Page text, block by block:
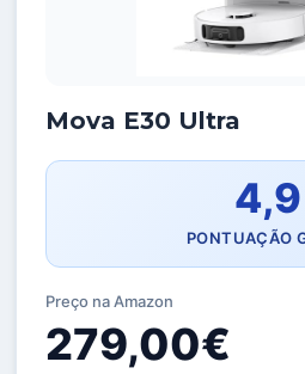
Mova E30 Ultra
4,9
PONTUAÇÃO
Preço na Amazon
279,00€